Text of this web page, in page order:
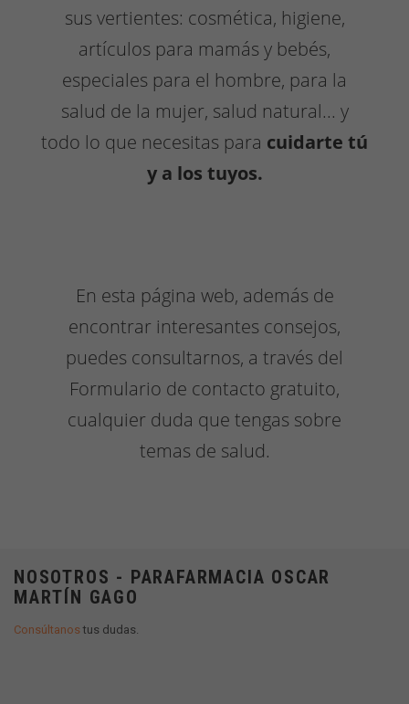
sus vertientes: cosmética, higiene,
artículos para mamás y bebés,
especiales para el hombre, para la
salud de la mujer, salud natural... y
todo lo que necesitas para cuidarte tú
y a los tuyos.
En esta página web, además de
encontrar interesantes consejos,
puedes consultarnos, a través del
Formulario de contacto gratuito,
cualquier duda que tengas sobre
temas de salud.
NOSOTROS - PARAFARMACIA OSCAR
MARTÍN GAGO
Consúltanostus dudas.